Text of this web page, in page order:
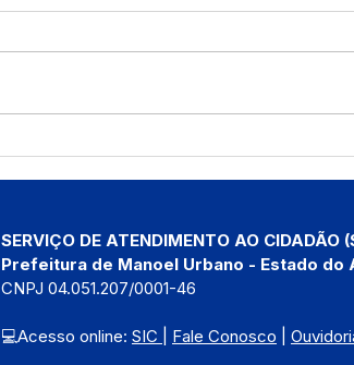
SERVIÇO DE ATENDIMENTO AO CIDADÃO
Prefeitura de Manoel Urbano - Estado do
CNPJ 04.051.207/0001-46
💻Acesso online: SIC Fale Conosco